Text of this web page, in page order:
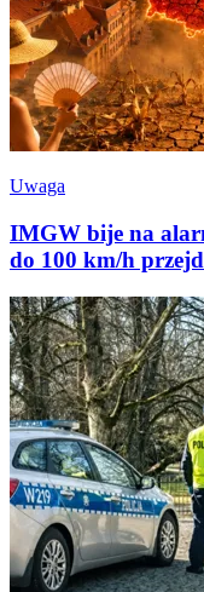
Uwaga
IMGW bije na
do 100 km/h